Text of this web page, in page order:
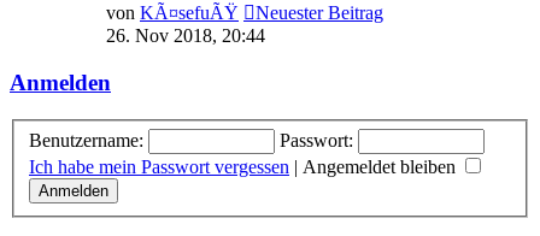
von KÃ¤sefuÃŸ
Neuester Beitrag
26. Nov 2018, 20:44
Anmelden
Benutzername:
Passwort:
Ich habe mein Passwort vergessen | Angemeldet bleiben